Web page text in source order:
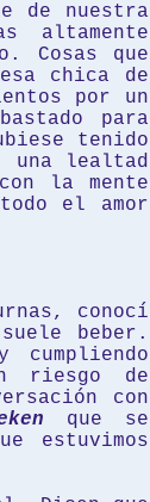
de nuestra
altamente
Cosas que
chica de
por un
para
tenido
una lealtad
la mente
el amor
conocí
beber.
riesgo de
con
que se
estuvimos